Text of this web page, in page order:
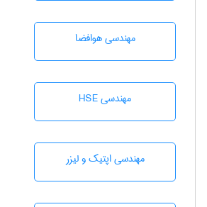
مهندسی هوافضا
مهندسی HSE
مهندسی اپتیک و لیزر